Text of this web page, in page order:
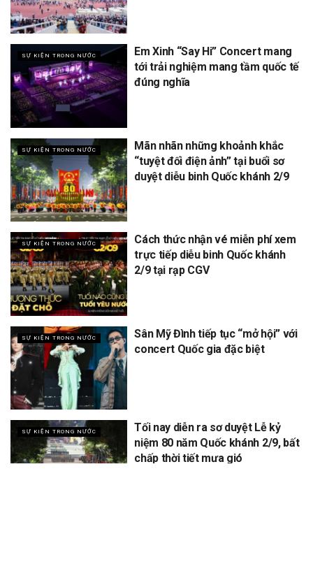
SỰ KIỆN TRONG NƯỚC
Em Xinh “Say Hi” Concert mang
tới trải nghiệm mang tầm quốc tế
đúng nghĩa
SỰ KIỆN TRONG NƯỚC
Mãn nhãn những khoảnh khắc
“tuyệt đối điện ảnh” tại buổi sơ
duyệt diễu binh Quốc khánh 2/9
SỰ KIỆN TRONG NƯỚC
Cách thức nhận vé miễn phí xem
trực tiếp diễu binh Quốc khánh
2/9 tại rạp CGV
SỰ KIỆN TRONG NƯỚC
Sân Mỹ Đình tiếp tục “mở hội” với
concert Quốc gia đặc biệt
SỰ KIỆN TRONG NƯỚC
Tối nay diễn ra sơ duyệt Lễ kỷ
niệm 80 năm Quốc khánh 2/9, bất
chấp thời tiết mưa gió